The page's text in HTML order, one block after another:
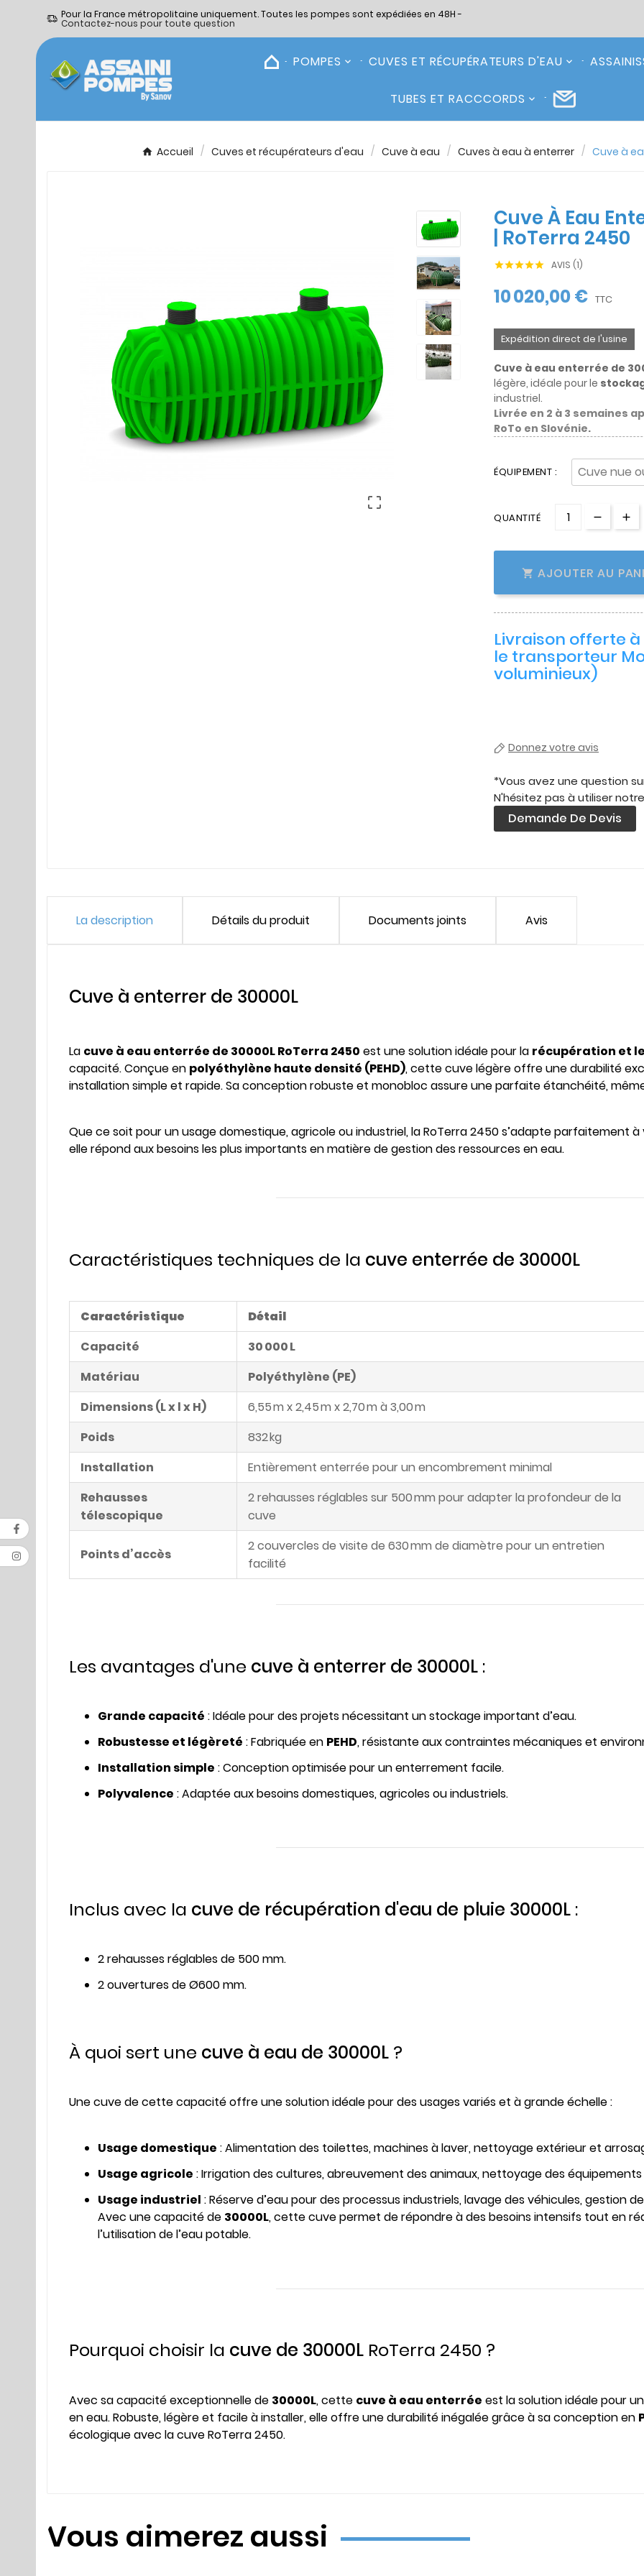
Pour la France métropolitaine uniquement. Toutes les pompes sont expédiées en 48H -
Contactez-nous pour toute question
POMPES CUVES ET RÉCUPÉRATEURS D'EAU
TUBES ET RACCCORDS
Accueil Cuves et récupérateurs d'eau Cuve à eau Cuves à eau à enterrer Cuve à

Cuve À Eau
| RoTerra 2450
 AVIS (1)
10 020,00 € TTC
Expédition direct de l'usine
Cuve à eau enterrée de
légère, idéale pour le
industriel.
Livrée en 2 à 3 semaines
RoTo en Slovénie.
ÉQUIPEMENT :
QUANTITÉ
 AJOUTER AU
Livraison offerte
le transporteur
voluminieux)
Donnez votre avis
*Vous avez une question
N'hésitez pas à utiliser
Demande De Devis
La description Détails du produit Documents joints Avis
Cuve à enterrer de 30000L
La cuve à eau enterrée de 30000L RoTerra 2450 est une solution idéale pour la récupération et
capacité. Conçue en polyéthylène haute densité (PEHD), cette cuve légère offre une durabilité
installation simple et rapide. Sa conception robuste et monobloc assure une parfaite étanchéité,
Que ce soit pour un usage domestique, agricole ou industriel, la RoTerra 2450 s’adapte parfaitement
elle répond aux besoins les plus importants en matière de gestion des ressources en eau.
Caractéristiques techniques de la cuve enterrée de 30000L
Caractéristique
Détail
Capacité
30 000 L
Matériau
Polyéthylène (PE)
Dimensions (L x l x H)
6,55 m x 2,45 m x 2,70 m à 3,00 m
Poids
832 kg
Installation
Entièrement enterrée pour un encombrement minimal
Rehausses
télescopique
2 rehausses réglables sur 500 mm pour adapter la profondeur de la
cuve
Points d’accès
2 couvercles de visite de 630 mm de diamètre pour un entretien
facilité
Les avantages d'une cuve à enterrer de 30000L :
Grande capacité : Idéale pour des projets nécessitant un stockage important d’eau.
Robustesse et légèreté : Fabriquée en PEHD, résistante aux contraintes mécaniques et
Installation simple : Conception optimisée pour un enterrement facile.
Polyvalence : Adaptée aux besoins domestiques, agricoles ou industriels.
Inclus avec la cuve de récupération d'eau de pluie 30000L :
2 rehausses réglables de 500 mm.
2 ouvertures de Ø600 mm.
À quoi sert une cuve à eau de 30000L ?
Une cuve de cette capacité offre une solution idéale pour des usages variés et à grande échelle :
Usage domestique : Alimentation des toilettes, machines à laver, nettoyage extérieur et
Usage agricole : Irrigation des cultures, abreuvement des animaux, nettoyage des équipements
Usage industriel : Réserve d’eau pour des processus industriels, lavage des véhicules, gestion
Avec une capacité de 30000L, cette cuve permet de répondre à des besoins intensifs tout en
l’utilisation de l’eau potable.
Pourquoi choisir la cuve de 30000L RoTerra 2450 ?
Avec sa capacité exceptionnelle de 30000L, cette cuve à eau enterrée est la solution idéale pour
en eau. Robuste, légère et facile à installer, elle offre une durabilité inégalée grâce à sa conception en
écologique avec la cuve RoTerra 2450.
Vous aimerez aussi